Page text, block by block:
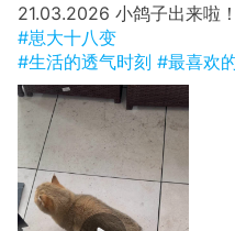
21.03.2026 小鸽子出来啦
#崽大十八变
#生活的透气时刻 #最喜欢